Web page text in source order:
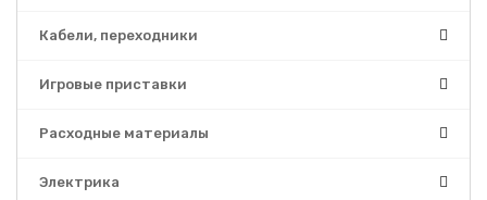
Кабели, переходники
Игровые приставки
Расходные материалы
Электрика